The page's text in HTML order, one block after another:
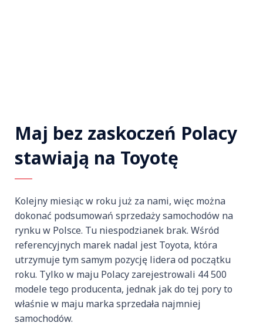
Maj bez zaskoczeń Polacy
stawiają na Toyotę
Kolejny miesiąc w roku już za nami, więc można
dokonać podsumowań sprzedaży samochodów na
rynku w Polsce. Tu niespodzianek brak. Wśród
referencyjnych marek nadal jest Toyota, która
utrzymuje tym samym pozycję lidera od początku
roku. Tylko w maju Polacy zarejestrowali 44 500
modele tego producenta, jednak jak do tej pory to
właśnie w maju marka sprzedała najmniej
samochodów.